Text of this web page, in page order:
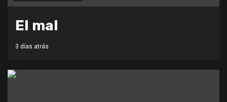
El mal
3 días atrás